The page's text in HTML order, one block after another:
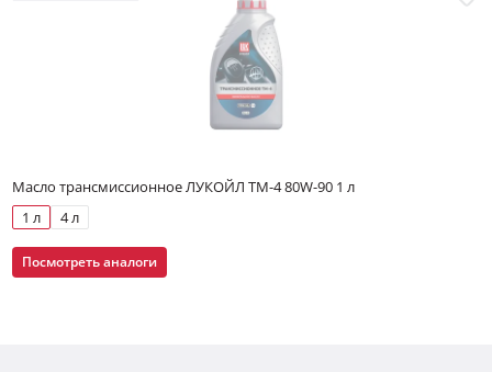
Масло трансмиссионное ЛУКОЙЛ ТМ-4 80W-90 1 л
1 л
4 л
Посмотреть аналоги